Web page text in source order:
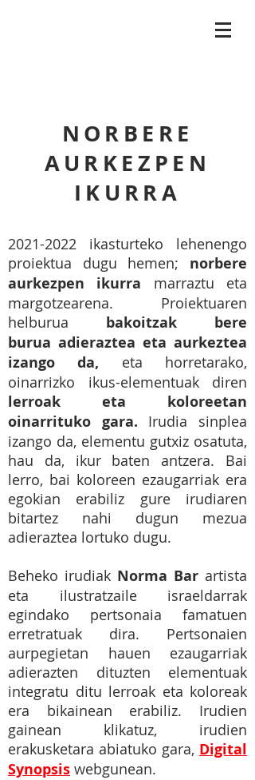
NORBERE
AURKEZPEN
IKURRA
2021-2022 ikasturteko lehenengo
proiektua dugu hemen; norbere
aurkezpen ikurra marraztu eta
margotzearena. Proiektuaren
helburua bakoitzak bere
burua adieraztea eta aurkeztea
izango da, eta horretarako,
oinarrizko ikus-elementuak diren
lerroak eta koloreetan
oinarrituko gara. Irudia sinplea
izango da, elementu gutxiz osatuta,
hau da, ikur baten antzera. Bai
lerro, bai koloreen ezaugarriak era
egokian erabiliz gure irudiaren
bitartez nahi dugun mezua
adieraztea lortuko dugu.
Beheko irudiak Norma Bar artista
eta ilustratzaile israeldarrak
egindako pertsonaia famatuen
erretratuak dira. Pertsonaien
aurpegietan hauen ezaugarriak
adierazten dituzten elementuak
integratu ditu lerroak eta koloreak
era bikainean erabiliz. Irudien
gainean klikatuz, irudien
erakusketara abiatuko gara, Digital
Synopsis webgunean.